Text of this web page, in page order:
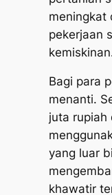
meningkat
pekerjaan
Bagi para
menanti.
juta rupiah
yang luar
khawatir